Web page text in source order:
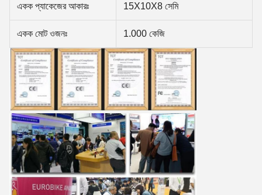
একক প্যাকেজের আকারঃ 15X10X8 সেমি
একক মোট ওজনঃ 1.000 কেজি